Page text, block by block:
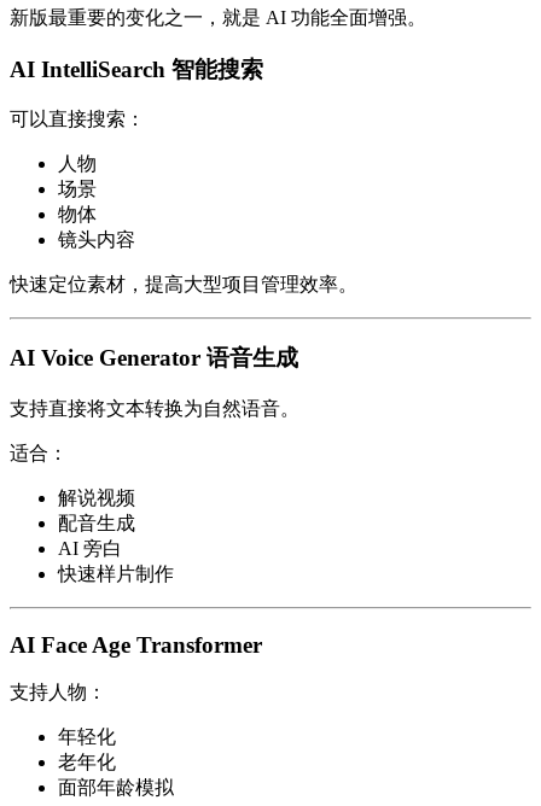
新版最重要的变化之一，就是 AI 功能全面增强。
AI IntelliSearch 智能搜索
可以直接搜索：
人物
场景
物体
镜头内容
快速定位素材，提高大型项目管理效率。
AI Voice Generator 语音生成
支持直接将文本转换为自然语音。
适合：
解说视频
配音生成
AI 旁白
快速样片制作
AI Face Age Transformer
支持人物：
年轻化
老年化
面部年龄模拟